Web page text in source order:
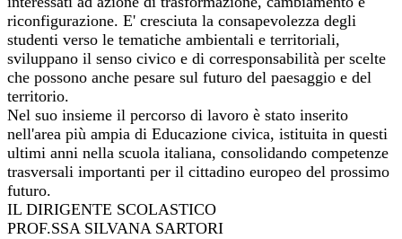
riconfigurazione. E' cresciuta la consapevolezza degli
studenti verso le tematiche ambientali e territoriali,
sviluppano il senso civico e di corresponsabilità per scelte
che possono anche pesare sul futuro del paesaggio e del
territorio.
Nel suo insieme il percorso di lavoro è stato inserito
nell'area più ampia di Educazione civica, istituita in questi
ultimi anni nella scuola italiana, consolidando competenze
trasversali importanti per il cittadino europeo del prossimo
futuro.
IL DIRIGENTE SCOLASTICO
PROF.SSA SILVANA SARTORI